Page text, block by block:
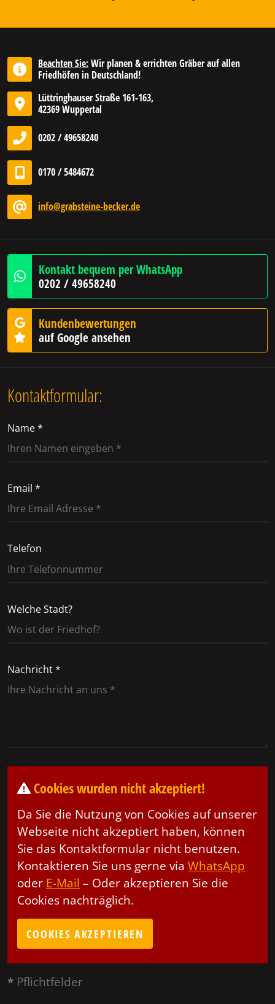
Beachten Sie:Wir planen & errichten Gräber auf allen
Friedhöfen in Deutschland!
Lüttringhauser Straße 161-163,
42369 Wuppertal
0202 / 49658240
0170 / 5484672
info@grabsteine-becker.de
Kontakt bequem per WhatsApp
0202 / 49658240
Kundenbewertungen
auf Google ansehen
Kontaktformular:
Name *
Email *
Telefon
Welche Stadt?
Nachricht *
Cookies wurden nicht akzeptiert!
Da Sie die Nutzung von Cookies auf unserer
Webseite nicht akzeptiert haben, können
Sie das Kontaktformular nicht benutzen.
Kontaktieren Sie uns gerne via WhatsApp
oder E-Mail – Oder akzeptieren Sie die
Cookies nachträglich.
COOKIES AKZEPTIEREN
* Pflichtfelder